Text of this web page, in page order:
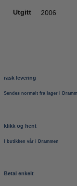
Utgitt 2006
rask levering
Sendes normalt fra lager i
klikk og hent
I butikken vår i Drammen
Betal enkelt